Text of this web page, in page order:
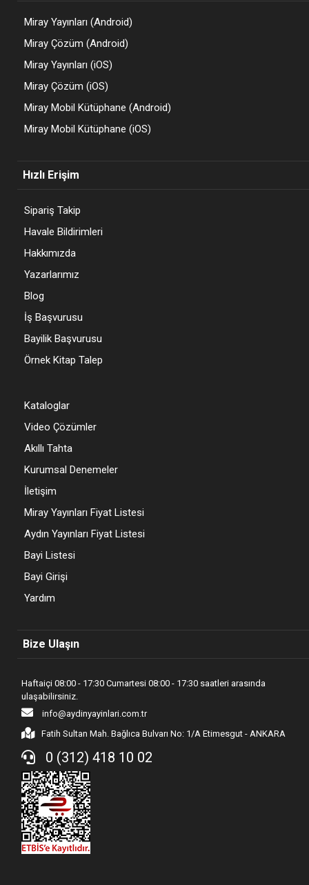
Miray Yayınları (Android)
Miray Çözüm (Android)
Miray Yayınları (iOS)
Miray Çözüm (iOS)
Miray Mobil Kütüphane (Android)
Miray Mobil Kütüphane (iOS)
Hızlı Erişim
Sipariş Takip
Havale Bildirimleri
Hakkımızda
Yazarlarımız
Blog
İş Başvurusu
Bayilik Başvurusu
Örnek Kitap Talep
Kataloglar
Video Çözümler
Akıllı Tahta
Kurumsal Denemeler
İletişim
Miray Yayınları Fiyat Listesi
Aydın Yayınları Fiyat Listesi
Bayi Listesi
Bayi Girişi
Yardım
Bize Ulaşın
Haftaiçi 08:00 - 17:30 Cumartesi 08:00 - 17:30 saatleri arasında
ulaşabilirsiniz.
info@aydinyayinlari.com.tr
Fatih Sultan Mah. Bağlıca Bulvarı No: 1/A Etimesgut - ANKARA
0 (312) 418 10 02